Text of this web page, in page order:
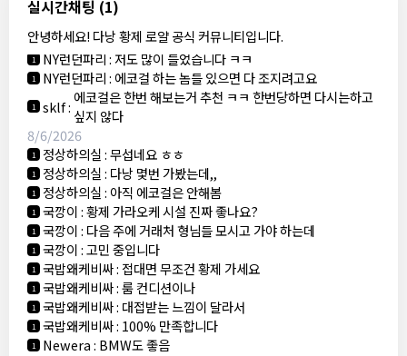
실시간채팅 (1)
안녕하세요! 다낭 황제 로얄 공식 커뮤니티입니다.
NY런던파리 :다낭 에코걸 여기서 예약 가능한가요?
1 3군:에코걸 좀 조심 하는게 좋음
1 NY런던파리:저도 많이 들었습니다 ㅋㅋ
1 NY런던파리: 에코걸 하는 놈들 있으면 다 조지려고요
1 sklf: 에코걸은 한번 해보는거 추천 ㅋㅋ 한번당하면 다시는하고
싶지 않다
8/6/2026
1 정상하의실:무섭네요 ㅎㅎ
1 정상하의실: 다낭 몇번 가봤는데,,
1 정상하의실: 아직 에코걸은 안해봄
1 국깡이:황제 가라오케 시설 진짜 좋나요?
1 국깡이: 다음 주에 거래처 형님들 모시고 가야 하는데
1 국깡이:고민 중입니다
1 국밥왜케비싸: 접대면 무조건 황제 가세요
1 국밥왜케비싸:룸 컨디션이나
1 국밥왜케비싸: 대접받는 느낌이 달라서
1 국밥왜케비싸: 100% 만족합니다
1 Newera: BMW도 좋음